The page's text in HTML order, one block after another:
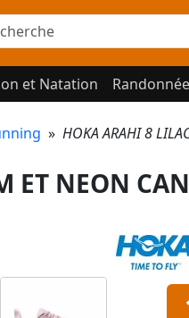
et Natation Randonnée
» HOKA ARAHI 8
ET NEON